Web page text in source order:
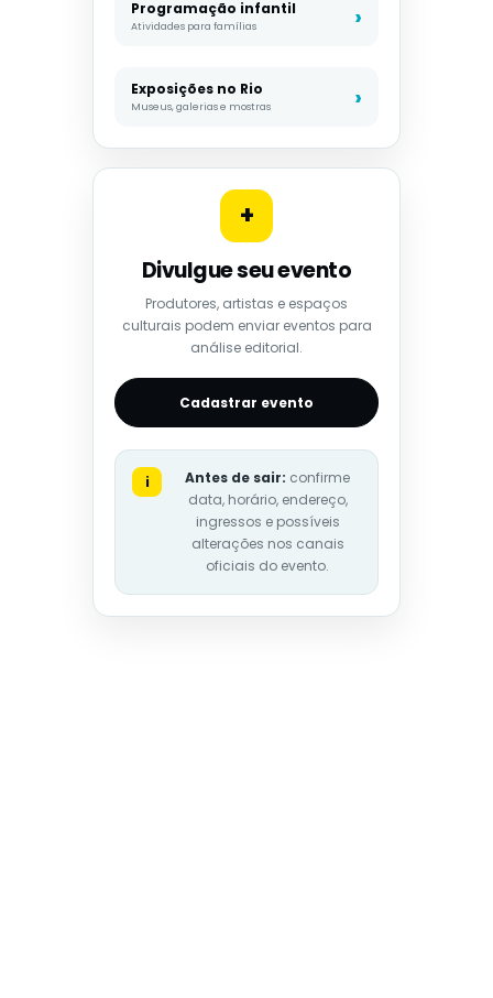
Programação infantil
Atividades para famílias
Exposições no Rio
Museus, galerias e mostras
+
Divulgue seu evento
Produtores, artistas e espaços
culturais podem enviar eventos para
análise editorial.
Cadastrar evento
i Antes de sair: confirme
data, horário, endereço,
ingressos e possíveis
alterações nos canais
oficiais do evento.